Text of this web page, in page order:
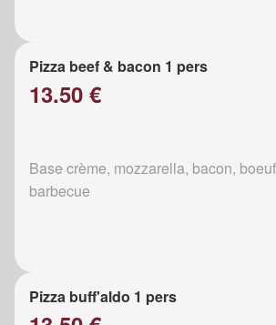
Pizza beef & bacon 1 pers
13.50 €
Base crème, mozzarella, bacon,
barbecue
Pizza buff'aldo 1 pers